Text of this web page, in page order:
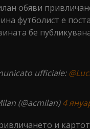
обяви
футболист е
бе
ufficiale:
(@acmilan)4
и